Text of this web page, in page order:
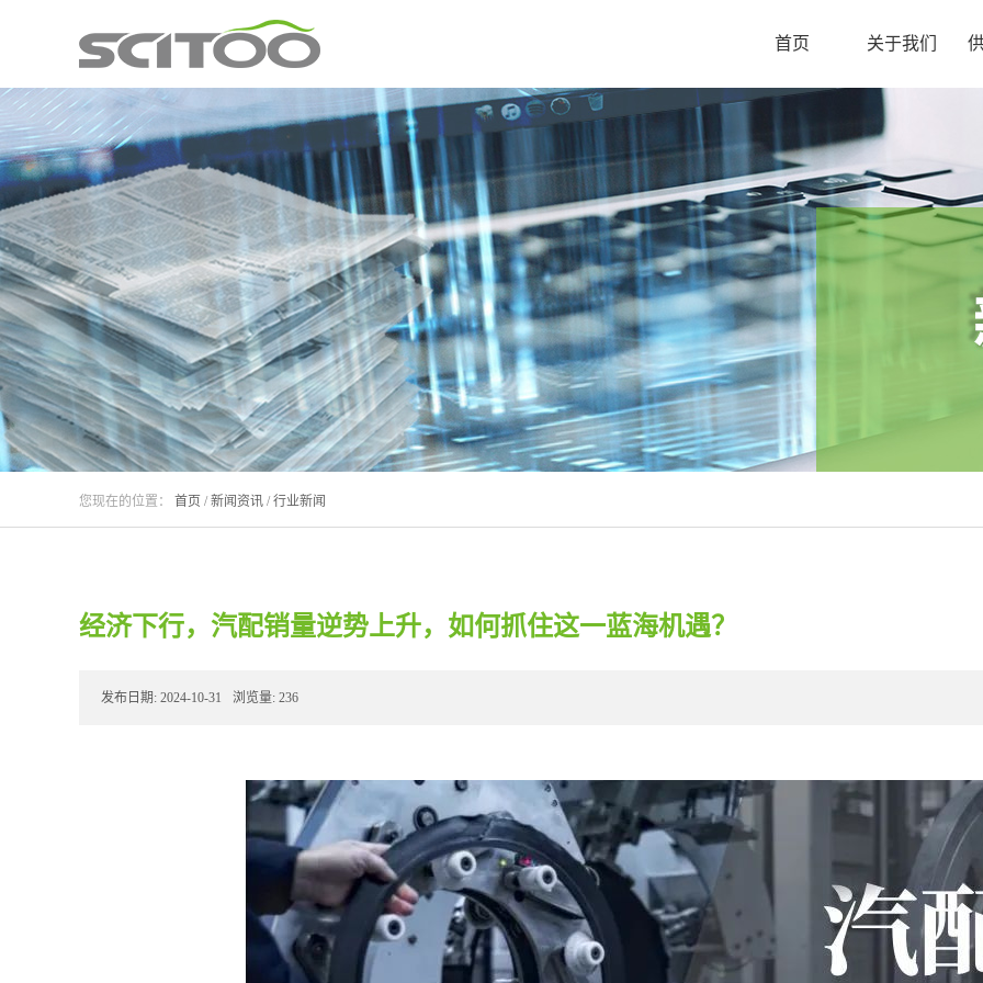
首页 关于我们
您现在的位置： 首页 /新闻资讯 / 行业新闻
经济下行，汽配销量逆势上升，如何抓住这一蓝海机遇？
发布日期: 2024-10-31 浏览量: 236